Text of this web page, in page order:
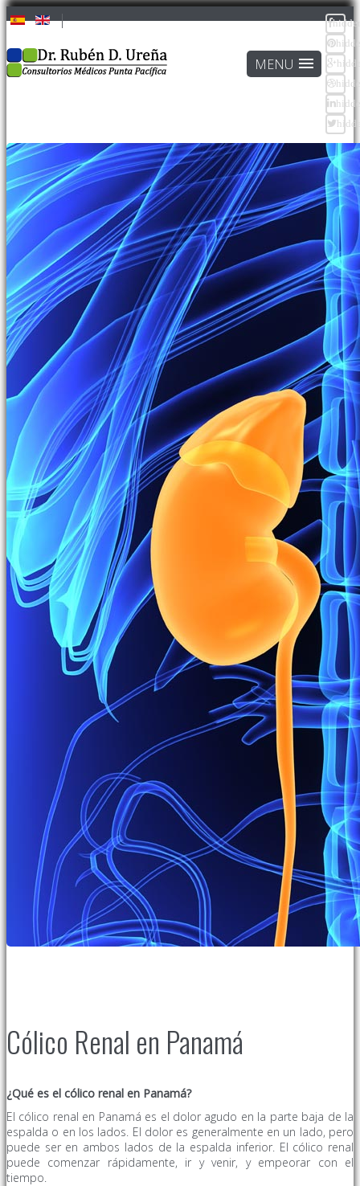
Cólico Renal en Panamá
¿Qué es el cólico renal en Panamá?
El cólico renal en Panamá es el dolor agudo en la parte baja de la
espalda o en los lados. El dolor es generalmente en un lado, pero
puede ser en ambos lados de la espalda inferior. El cólico renal
puede comenzar rápidamente, ir y venir, y empeorar con el
tiempo.